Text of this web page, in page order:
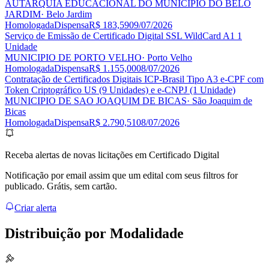
AUTARQUIA EDUCACIONAL DO MUNICIPIO DO BELO
JARDIM· Belo Jardim
HomologadaDispensaR$ 183,5909/07/2026
Serviço de Emissão de Certificado Digital SSL WildCard A1 1
Unidade
MUNICIPIO DE PORTO VELHO· Porto Velho
HomologadaDispensaR$ 1.155,0008/07/2026
Contratação de Certificados Digitais ICP-Brasil Tipo A3 e-CPF com
Token Criptográfico US (9 Unidades) e e-CNPJ (1 Unidade)
MUNICIPIO DE SAO JOAQUIM DE BICAS· São Joaquim de
Bicas
HomologadaDispensaR$ 2.790,5108/07/2026
Receba alertas de novas licitações em Certificado Digital
Notificação por email assim que um edital com seus filtros for
publicado. Grátis, sem cartão.
Criar alerta
Distribuição por Modalidade